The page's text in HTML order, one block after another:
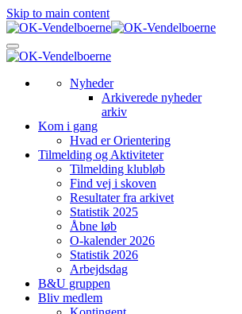
Skip to main content
Nyheder
Arkiverede nyheder
arkiv
Kom i gang
Hvad er Orientering
Tilmelding og Aktiviteter
Tilmelding klubløb
Find vej i skoven
Resultater fra arkivet
Statistik 2025
Åbne løb
O-kalender 2026
Statistik 2026
Arbejdsdag
B&U gruppen
Bliv medlem